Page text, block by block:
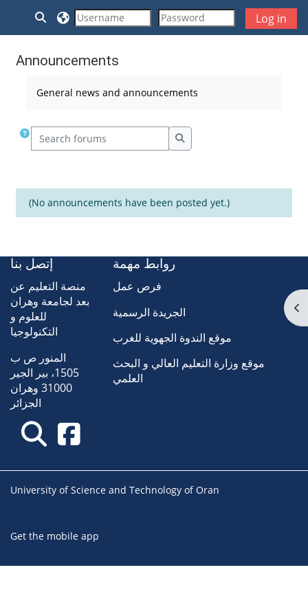
Skip to main content
Toggle search input
Log in
Announcements
General news and announcements
Search forums
Search forums
(No announcements have been posted yet.)
إتصل بنا
منصة التعليم عن
بعد لجامعة وهران
للعلوم و
التكنولوجيا
المنور ص ب
1505، بير الجير
31000 وهران
الجزائر
روابط مهمة
فرص عمل
الجريدة الرسمية
موقع الندوة الجهوية للغرب
موقع وزارة التعليم العالي و البحث
العلمي
University of Science and Technology of Oran
Get the mobile app